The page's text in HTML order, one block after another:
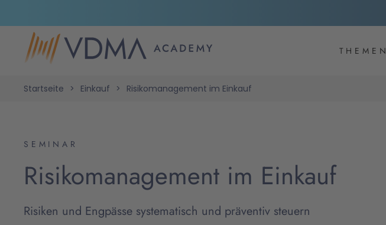
THEMEN
Startseite Einkauf Risikomanagement im Einkauf
SEMINAR
Risikomanagement im Einkauf
Risiken und Engpässe systematisch und präventiv steuern